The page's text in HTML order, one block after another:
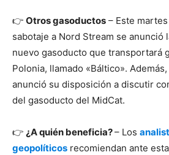
👉 Otros gasoductos – Este
sabotaje a Nord Stream se anunció
nuevo gasoducto que transportará
Polonia, llamado «Báltico».
anunció su disposición a discutir
del gasoducto del MidCat.
👉 ¿A quién beneficia?– Los
geopolíticos recomiendan ante